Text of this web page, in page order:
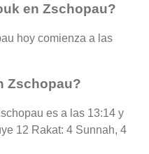
en Zschopau?
hoy comienza a las
Zschopau?
es a las 13:14 y
12 Rakat: 4 Sunnah, 4